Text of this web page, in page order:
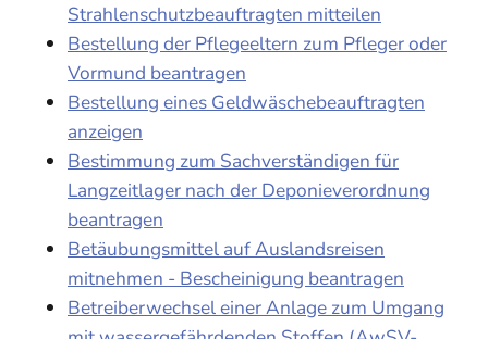
Strahlenschutzbeauftragten mitteilen
Bestellung der Pflegeeltern zum Pfleger oder
Vormund beantragen
Bestellung eines Geldwäschebeauftragten
anzeigen
Bestimmung zum Sachverständigen für
Langzeitlager nach der Deponieverordnung
beantragen
Betäubungsmittel auf Auslandsreisen
mitnehmen - Bescheinigung beantragen
Betreiberwechsel einer Anlage zum Umgang